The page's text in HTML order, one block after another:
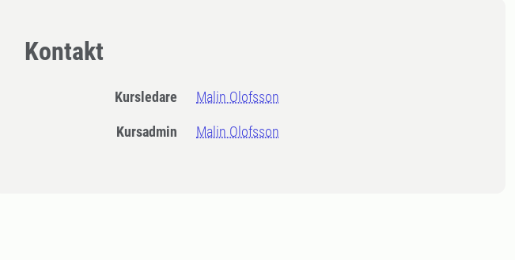
Kontakt
Kursledare Malin Olofsson
Kursadmin Malin Olofsson